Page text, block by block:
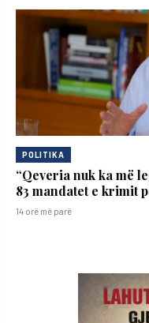
POLITIKA
“Qeveria nuk ka më
83 mandatet e krimit
14 orë më parë